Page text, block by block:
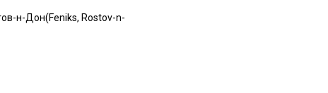
н-Дон(Feniks, Rostov-n-